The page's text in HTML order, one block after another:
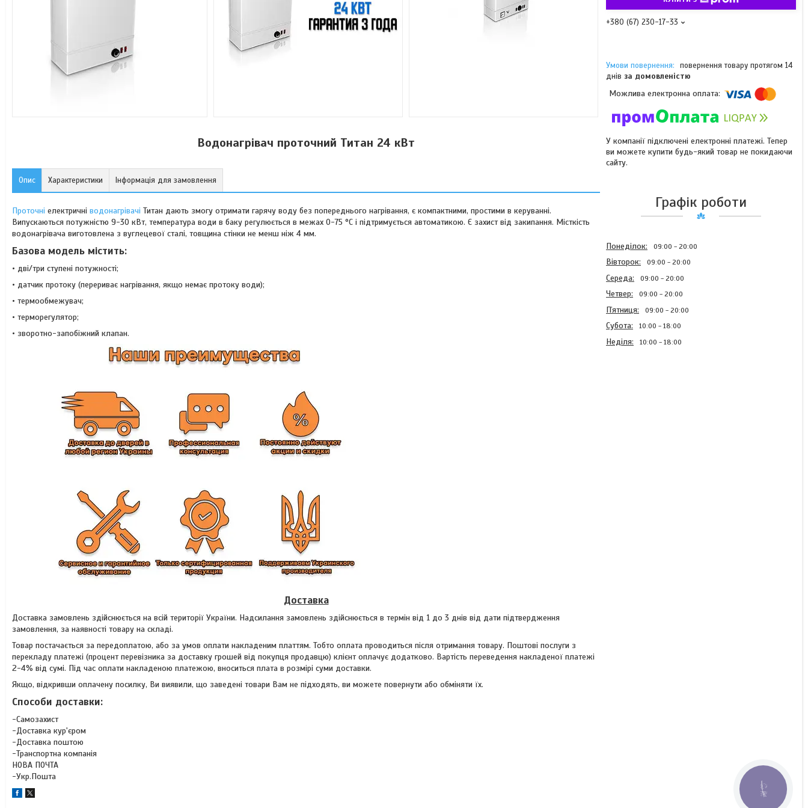
Водонагрівач проточний Титан 24 кВт
Опис Характеристики Інформація для замовлення
Проточні електричні водонагрівачі Титан дають змогу отримати гарячу воду без попереднього нагрівання, є компактними, простими в керуванні.
Випускаються потужністю 9-30 кВт, температура води в баку регулюється в межах 0-75 °C і підтримується автоматикою. Є захист від закипання. Місткість
водонагрівача виготовлена з вуглецевої сталі, товщина стінки не менш ніж 4 мм.
Базова модель містить:
• дві/три ступені потужності;
• датчик протоку (перериває нагрівання, якщо немає протоку води);
• термообмежувач;
• терморегулятор;
• зворотно-запобіжний клапан.
Доставка
Доставка замовлень здійснюється на всій території України. Надсилання замовлень здійснюється в термін від 1 до 3 днів від дати підтвердження
замовлення, за наявності товару на складі.
Товар постачається за передоплатою, або за умов оплати накладеним платтям. Тобто оплата проводиться після отримання товару. Поштові послуги з
перекладу платежі (процент перевізника за доставку грошей від покупця продавцю) клієнт оплачує додатково. Вартість переведення накладеної платежі
2-4% від сумі. Під час оплати накладеною платежою, вноситься плата в розмірі суми доставки.
Якщо, відкривши оплачену посилку, Ви виявили, що заведені товари Вам не підходять, ви можете повернути або обміняти їх.
Способи доставки:
-Самозахист
-Доставка кур'єром
-Доставка поштою
-Транспортна компанія
НОВА ПОЧТА
-Укр.Пошта
+380 (67) 230-17-33
повернення товару протягом 14
днів за домовленістю
У компанії підключені електронні платежі. Тепер
ви можете купити будь-який товар не покидаючи
сайту.
Графік роботи
Понеділок 09:00 20:00
Вівторок 09:00 20:00
Середа 09:00 20:00
Четвер 09:00 20:00
Пʼятниця 09:00 20:00
Субота 10:00 18:00
Неділя 10:00 18:00
КНОПКА
ЗВ'ЯЗКУ